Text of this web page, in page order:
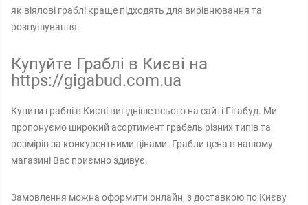
як віялові граблі краще підходять для вирівнювання та
розпушування.
Купуйте Граблі в Києві на
https://gigabud.com.ua
Купити граблі в Києві вигідніше всього на сайті Гігабуд. Ми
пропонуємо широкий асортимент грабель різних типів та
розмірів за конкурентними цінами. Грабли цена в нашому
магазині Вас приємно здивує.
Замовлення можна оформити онлайн, з доставкою по Києву